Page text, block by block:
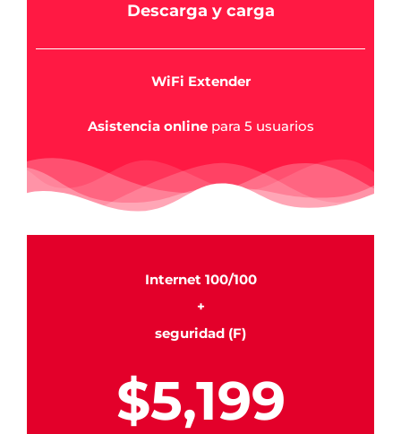
Descarga y carga
WiFi Extender
Asistencia onlinepara 5 usuarios
Internet 100/100
+
seguridad (F)
$5,199